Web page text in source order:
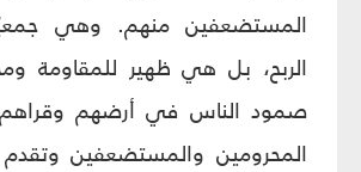
المستضعفين منهم. وهي
الربح، بل هي ظهير للمقاومة
صمود الناس في أرضهم
المحرومين والمستضعفين وتقدم